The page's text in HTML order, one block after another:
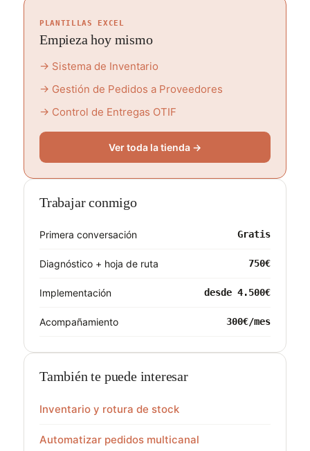
PLANTILLAS EXCEL
Empieza hoy mismo
→ Sistema de Inventario
→ Gestión de Pedidos a Proveedores
→ Control de Entregas OTIF
Ver toda la tienda →
Trabajar conmigo
Primera conversación Gratis
Diagnóstico + hoja de ruta 750€
Implementación desde 4.500€
Acompañamiento 300€/mes
También te puede interesar
Inventario y rotura de stock
Automatizar pedidos multicanal